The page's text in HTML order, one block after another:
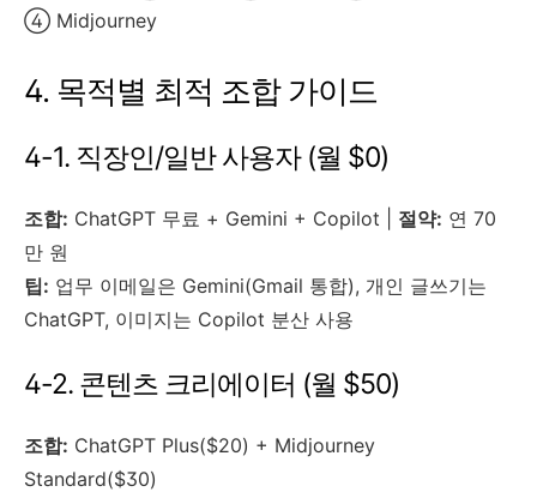
④ Midjourney
4. 목적별 최적 조합 가이드
4-1. 직장인/일반 사용자 (월 $0)
조합: ChatGPT 무료 + Gemini + Copilot | 절약: 연 70
만 원
팁: 업무 이메일은 Gemini(Gmail 통합), 개인 글쓰기는
ChatGPT, 이미지는 Copilot 분산 사용
4-2. 콘텐츠 크리에이터 (월 $50)
조합: ChatGPT Plus($20) + Midjourney
Standard($30)